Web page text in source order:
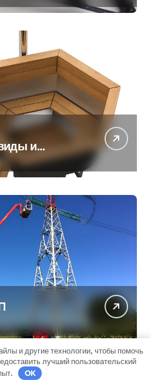
и
и другие технологии, чтобы помочь
лучший пользовательский
OK